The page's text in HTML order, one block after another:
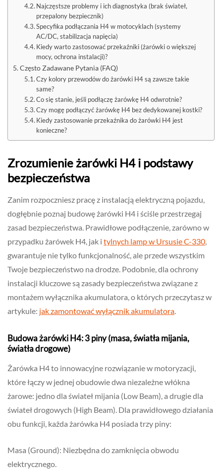
Najczęstsze problemy i ich diagnostyka (brak świateł,
przepalony bezpiecznik)
Specyfika podłączania H4 w motocyklach (systemy
AC/DC, stabilizacja napięcia)
Kiedy warto zastosować przekaźniki (żarówki o większej
mocy, ochrona instalacji)?
Często Zadawane Pytania (FAQ)
Czy kolory przewodów do żarówki H4 są zawsze takie
same?
Co się stanie, jeśli podłączę żarówkę H4 odwrotnie?
Czy mogę podłączyć żarówkę H4 bez dedykowanej kostki?
Kiedy zastosowanie przekaźnika do żarówki H4 jest
konieczne?
Zrozumienie żarówki H4 i podstawy
bezpieczeństwa
Zanim rozpoczniesz pracę z instalacją elektryczną pojazdu,
dogłębnie poznaj budowę żarówki H4 i ściśle przestrzegaj
zasad bezpieczeństwa. Prawidłowe podłączenie, zarówno w
przypadku żarówek H4, jak i tylnych lamp w Ursusie C-330
gwarantuje nie tylko funkcjonalność, ale przede wszystkim
Twoje bezpieczeństwo na drodze. Podobnie, dla ochrony
instalacji kluczowe są zasady bezpieczeństwa związane z
montażem wyłącznika akumulatora, o których przeczytasz w
artykule: jak zamontować wyłącznik akumulatora
Budowa żarówki H4: 3 piny (masa, światła mijania,
światła drogowe)
Żarówka H4 to innowacyjne rozwiązanie w motoryzacji,
które łączy w jednej obudowie dwa niezależne włókna
żarowe: jedno dla świateł mijania (Low Beam), a drugie dla
świateł drogowych (High Beam). Dla prawidłowego działania
obu funkcji, każda żarówka H4 posiada trzy piny:
Masa (Ground): Niezbędna do zamknięcia obwodu
elektrycznego.